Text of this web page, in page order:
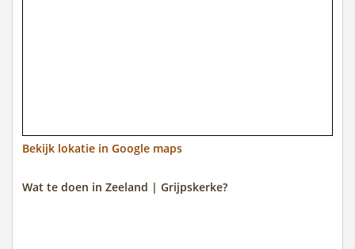
Bekijk lokatie in Google maps
Wat te doen in Zeeland | Grijpskerke?